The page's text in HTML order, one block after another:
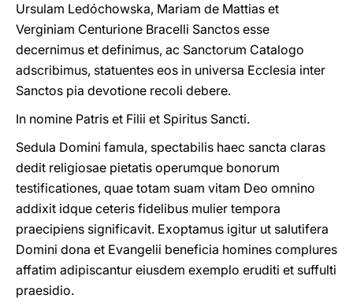
Ursulam Ledóchowska, Mariam de Mattias et
Verginiam Centurione Bracelli Sanctos esse
decernimus et definimus, ac Sanctorum Catalogo
adscribimus, statuentes eos in universa Ecclesia inter
Sanctos pia devotione recoli debere.
In nomine Patris et Filii et Spiritus Sancti.
Sedula Domini famula, spectabilis haec sancta claras
dedit religiosae pietatis operumque bonorum
testificationes, quae totam suam vitam Deo omnino
addixit idque ceteris fidelibus mulier tempora
praecipiens significavit. Exoptamus igitur ut salutifera
Domini dona et Evangelii beneficia homines complures
affatim adipiscantur eiusdem exemplo eruditi et suffulti
praesidio.